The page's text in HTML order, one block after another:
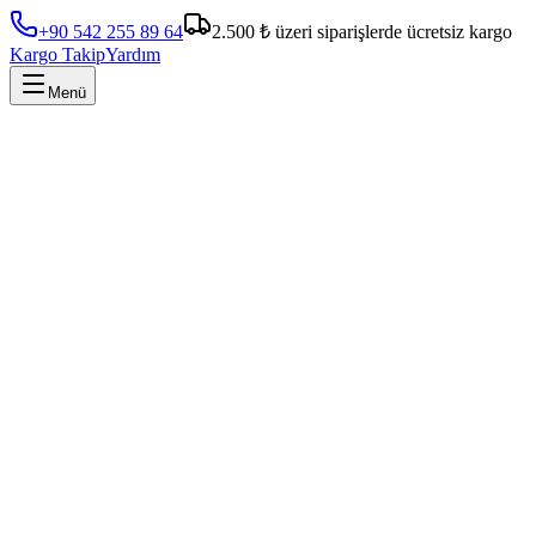
+90 542 255 89 64
2.500 ₺ üzeri siparişlerde ücretsiz kargo
Kargo TakipYardım
Menü